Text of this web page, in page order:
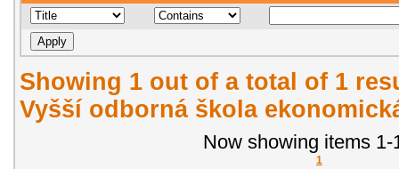
Showing 1 out of a total of 1
Vyšší odborná škola
Now showing items 1-
1